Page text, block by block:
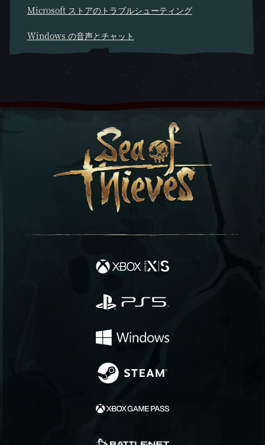
Microsoft ストアのトラブルシューティング
Windows の音声とチャット